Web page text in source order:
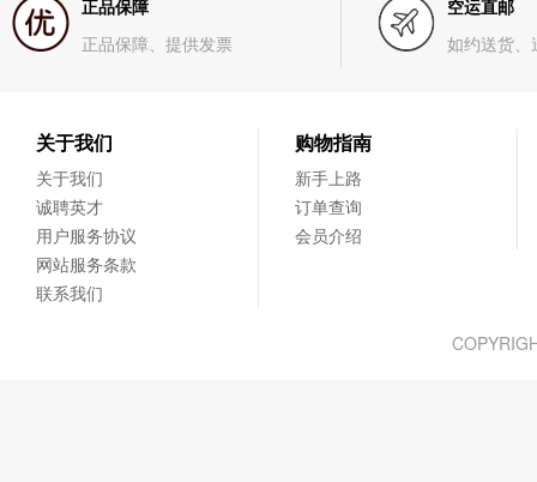
正品保障
正品保障、提供发票
空运直邮
如约送货、
关于我们
关于我们
诚聘英才
用户服务协议
网站服务条款
联系我们
购物指南
新手上路
订单查询
会员介绍